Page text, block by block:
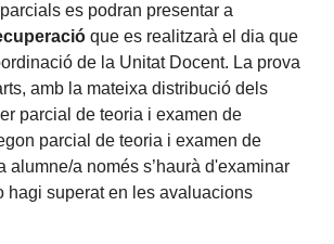
es podran presentar a
que es realitzarà el dia que
de la Unitat Docent. La prova
amb la mateixa distribució dels
parcial de teoria i examen de
parcial de teoria i examen de
alumne/a només s’haurà d'examinar
hagi superat en les avaluacions